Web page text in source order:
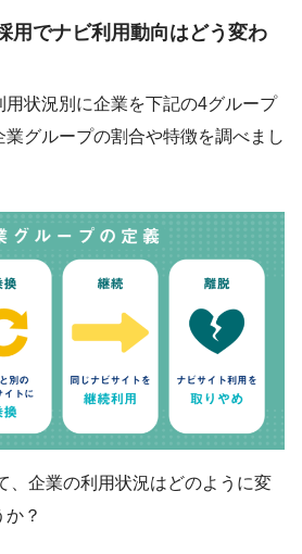
用でナビ利用動向はどう変わ
用状況別に企業を下記の4グループ
グループの割合や特徴を調べまし
、企業の利用状況はどのように変
？